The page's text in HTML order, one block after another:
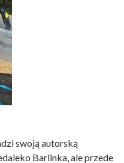
swoją autorską
Barlinka, ale przede